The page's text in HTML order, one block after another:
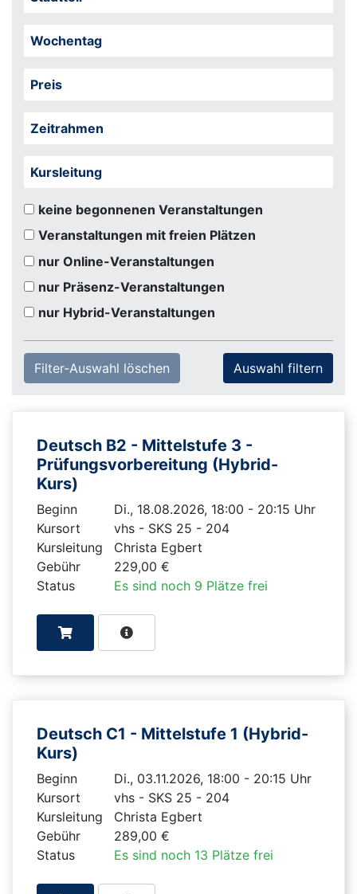
Wochentag
Preis
Zeitrahmen
Kursleitung
keine begonnenen Veranstaltungen
Veranstaltungen mit freien Plätzen
nur Online-Veranstaltungen
nur Präsenz-Veranstaltungen
nur Hybrid-Veranstaltungen
Filter-Auswahl löschen
Deutsch B2 - Mittelstufe 3 -
Prüfungsvorbereitung (Hybrid-
Kurs)
Beginn
Di., 18.08.2026, 18:00 - 20:15 Uhr
Kursort
vhs - SKS 25 - 204
Kursleitung
Christa Egbert
Gebühr
229,00 €
Status
Es sind noch 9 Plätze frei
Deutsch C1 - Mittelstufe 1 (Hybrid-
Kurs)
Beginn
Di., 03.11.2026, 18:00 - 20:15 Uhr
Kursort
vhs - SKS 25 - 204
Kursleitung
Christa Egbert
Gebühr
289,00 €
Status
Es sind noch 13 Plätze frei